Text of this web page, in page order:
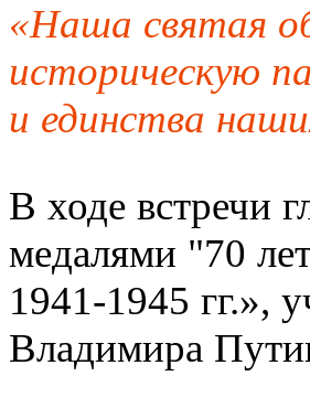
«Наша святая
историческую
и единства
В ходе встречи
медалями "70
1941-1945 гг.»,
Владимира